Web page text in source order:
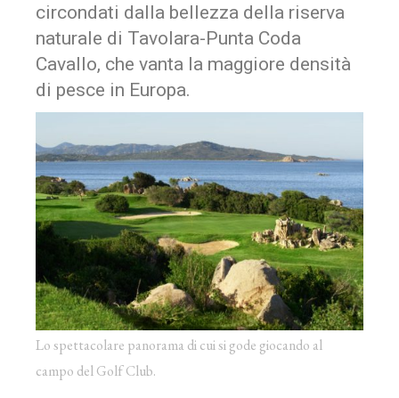
circondati dalla bellezza della riserva
naturale di Tavolara-Punta Coda
Cavallo, che vanta la maggiore densità
di pesce in Europa.
Lo spettacolare panorama di cui si gode giocando al
campo del Golf Club.